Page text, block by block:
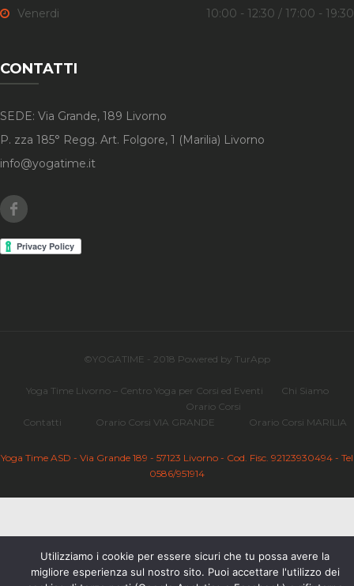
Venerdi 10:00 - 12:30 / 17:00 - 19:30
CONTATTI
SEDE: Via Grande, 189 Livorno
P. zza 185° Regg. Art. Folgore, 1 (Marilia) Livorno
info@yogatime.it
©YOGATIME - 2018 Powered by TurApp
Yoga Time Livorno – Centro Yoga per Corsi ed Eventi Chi Siamo
Contatti
Orario Corsi
Orario Corsi VIA GRANDE
Orario Corsi MARILIA
Yoga Time ASD - Via Grande 189 - 57123 Livorno - Cod. Fisc. 92123930494 - Tel
0586/951914
Utilizziamo i cookie per essere sicuri che tu possa avere la
migliore esperienza sul nostro sito. Puoi accettare l'utilizzo dei